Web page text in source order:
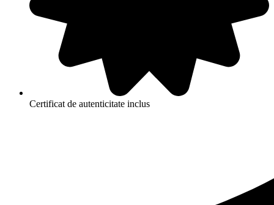
Certificat de autenticitate inclus